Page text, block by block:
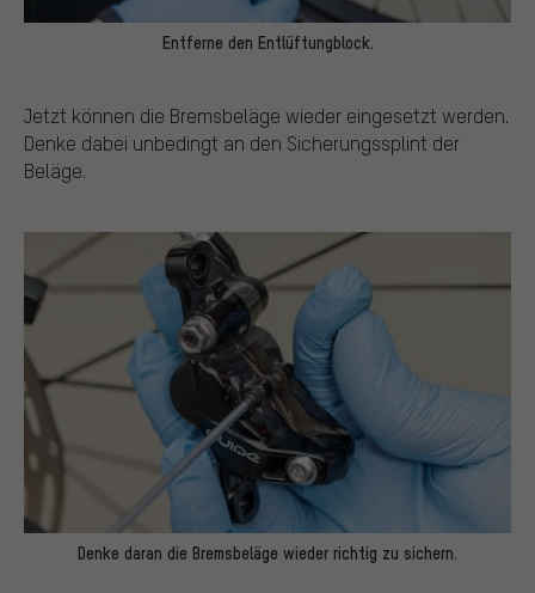
Entferne den Entlüftungblock.
Jetzt können die Bremsbeläge wieder eingesetzt werden.
Denke dabei unbedingt an den Sicherungssplint der
Beläge.
Denke daran die Bremsbeläge wieder richtig zu sichern.